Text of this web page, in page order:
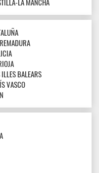
BALEARS
VASCO